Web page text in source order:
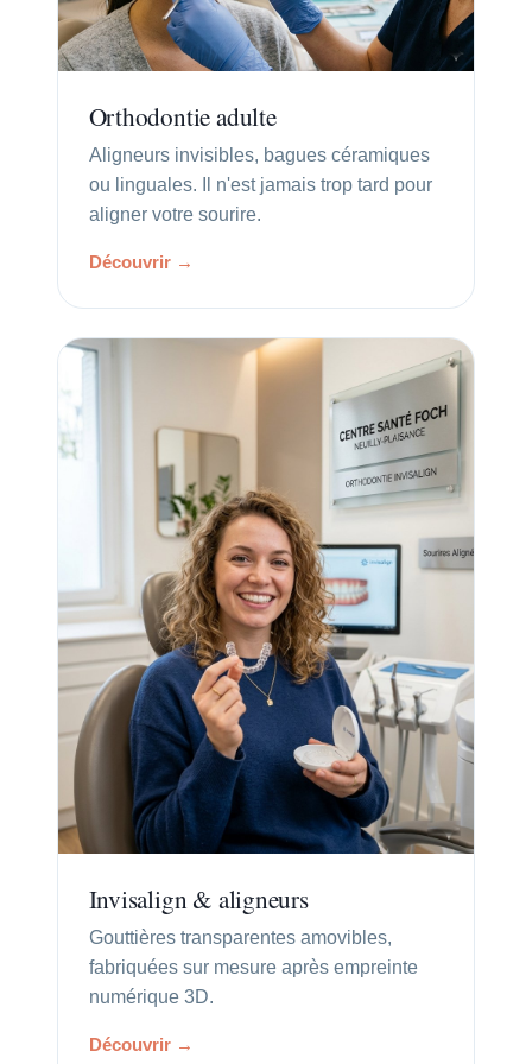
Orthodontie adulte
Aligneurs invisibles, bagues céramiques
ou linguales. Il n'est jamais trop tard pour
aligner votre sourire.
Découvrir →
Invisalign & aligneurs
Gouttières transparentes amovibles,
fabriquées sur mesure après empreinte
numérique 3D.
Découvrir →